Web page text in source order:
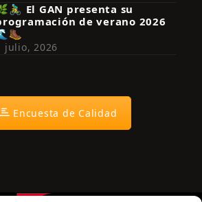
El GAN presenta su
de verano 2026
julio, 2026
Encuesta de Calidad